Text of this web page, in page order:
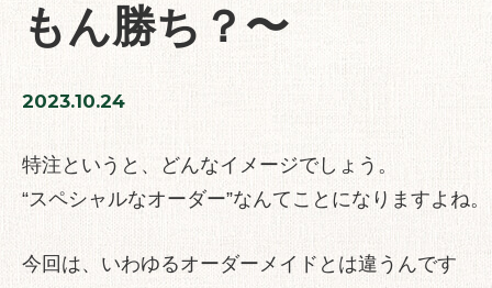
もん勝ち？〜
2023.10.24
特注というと、どんなイメージでしょう。
“スペシャルなオーダー”なんてことになりますよね。
今回は、いわゆるオーダーメイドとは違うんです